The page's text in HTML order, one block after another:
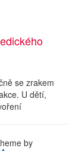
se zrakem
U dětí,
by